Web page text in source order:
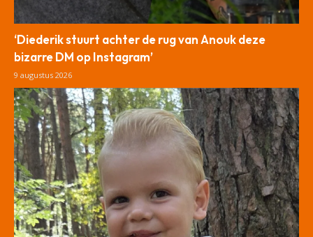
‘Diederik stuurt achter de rug van Anouk deze
bizarre DM op Instagram’
9 augustus 2026